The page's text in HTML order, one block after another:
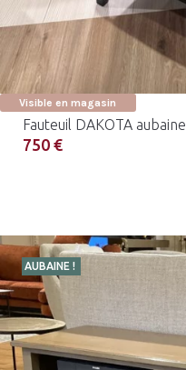
Visible en magasin
Fauteuil DAKOTA aubaine
750 €
AUBAINE !